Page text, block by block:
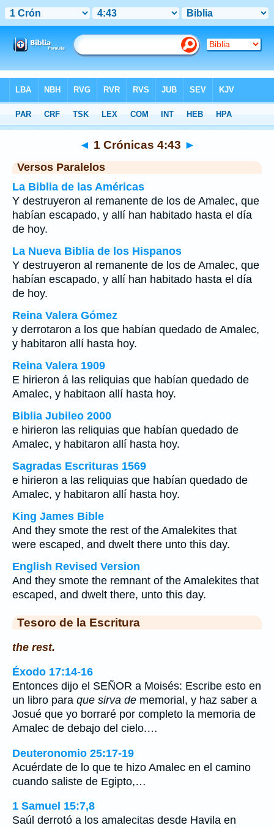
>1 Crónicas Capítulo 4 > Verso 43
◄ 1 Crónicas 4:43 ►
Versos Paralelos
La Biblia de las Américas
Y destruyeron al remanente de los de Amalec, que
habían escapado, y allí han habitado hasta el día
de hoy.
La Nueva Biblia de los Hispanos
Y destruyeron al remanente de los de Amalec, que
habían escapado, y allí han habitado hasta el día
de hoy.
Reina Valera Gómez
y derrotaron a los que habían quedado de Amalec,
y habitaron allí hasta hoy.
Reina Valera 1909
E hirieron á las reliquias que habían quedado de
Amalec, y habitaon allí hasta hoy.
Biblia Jubileo 2000
e hirieron las reliquias que habían quedado de
Amalec, y habitaron allí hasta hoy.
Sagradas Escrituras 1569
e hirieron a las reliquias que habían quedado de
Amalec, y habitaron allí hasta hoy.
King James Bible
And they smote the rest of the Amalekites that
were escaped, and dwelt there unto this day.
English Revised Version
And they smote the remnant of the Amalekites that
escaped, and dwelt there, unto this day.
Tesoro de la Escritura
the rest.
Éxodo 17:14-16
Entonces dijo el SEÑOR a Moisés: Escribe esto en
un libro para que sirva de memorial, y haz saber a
Josué que yo borraré por completo la memoria de
Amalec de debajo del cielo.…
Deuteronomio 25:17-19
Acuérdate de lo que te hizo Amalec en el camino
cuando saliste de Egipto,…
1 Samuel 15:7,8
Saúl derrotó a los amalecitas desde Havila en